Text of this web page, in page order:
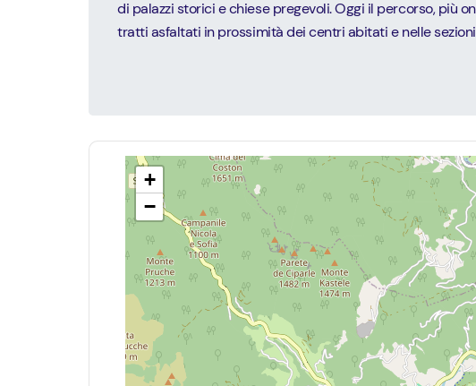
di palazzi storici e chiese pregevoli. Oggi il percorso, più
tratti asfaltati in prossimità dei centri abitati e nelle
+
−